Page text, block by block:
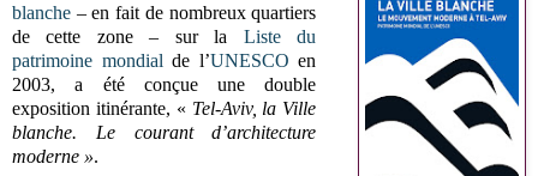
blanche – en fait de nombreux quartiers
de cette zone – sur la Liste du
patrimoine mondial de l’UNESCO en
2003, a été conçue une double
exposition itinérante, « Tel-Aviv, la Ville
blanche. Le courant d’architecture
moderne ».